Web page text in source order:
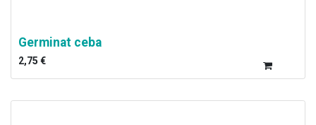
Germinat ceba
2,75 €